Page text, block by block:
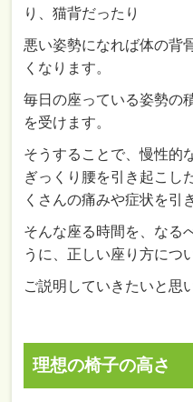
り、猫背だったり
悪い姿勢になれば体の背
くなります。
毎日の座っている姿勢の
を受けます。
そうすることで、慢性的
ぎっくり腰を引き起こし
くさんの痛みや症状を引
そんな座る時間を、なる
うに、正しい座り方につ
ご説明していきたいと思
理想の椅子の高さ